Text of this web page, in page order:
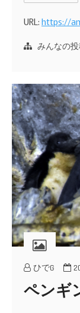
URL:https://
みんなの
ひでG
ペンギ